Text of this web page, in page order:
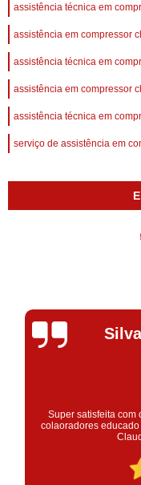
assistência técnica em
assistência em compressor
assistência técnica em
assistência em compressor
assistência técnica em
serviço de assistência em
Super satisfeita com
colaoradores educado